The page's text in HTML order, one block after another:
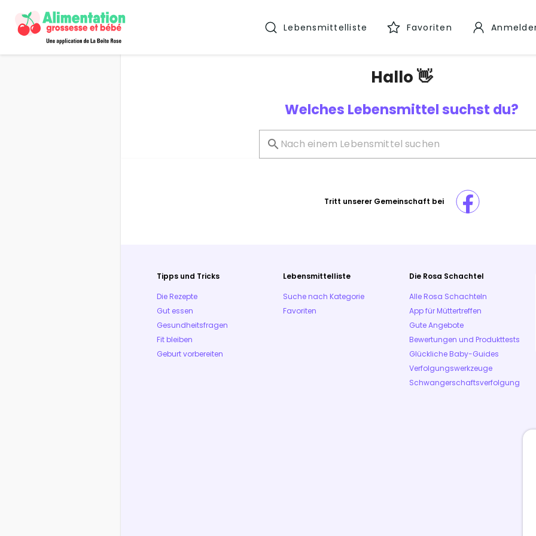
Lebensmittelliste Favoriten
Hallo 👋
Welches Lebensmittel suchst du?
Tritt unserer Gemeinschaft bei
Tipps und Tricks
Die Rezepte
Gut essen
Gesundheitsfragen
Fit bleiben
Geburt vorbereiten
Lebensmittelliste
Suche nach Kategorie
Favoriten
Die Rosa Schachtel
Alle Rosa Schachteln
App für Müttertreffen
Gute Angebote
Bewertungen und Produkttests
Glückliche Baby-Guides
Verfolgungswerkzeuge
Schwangerschaftsverfolgung